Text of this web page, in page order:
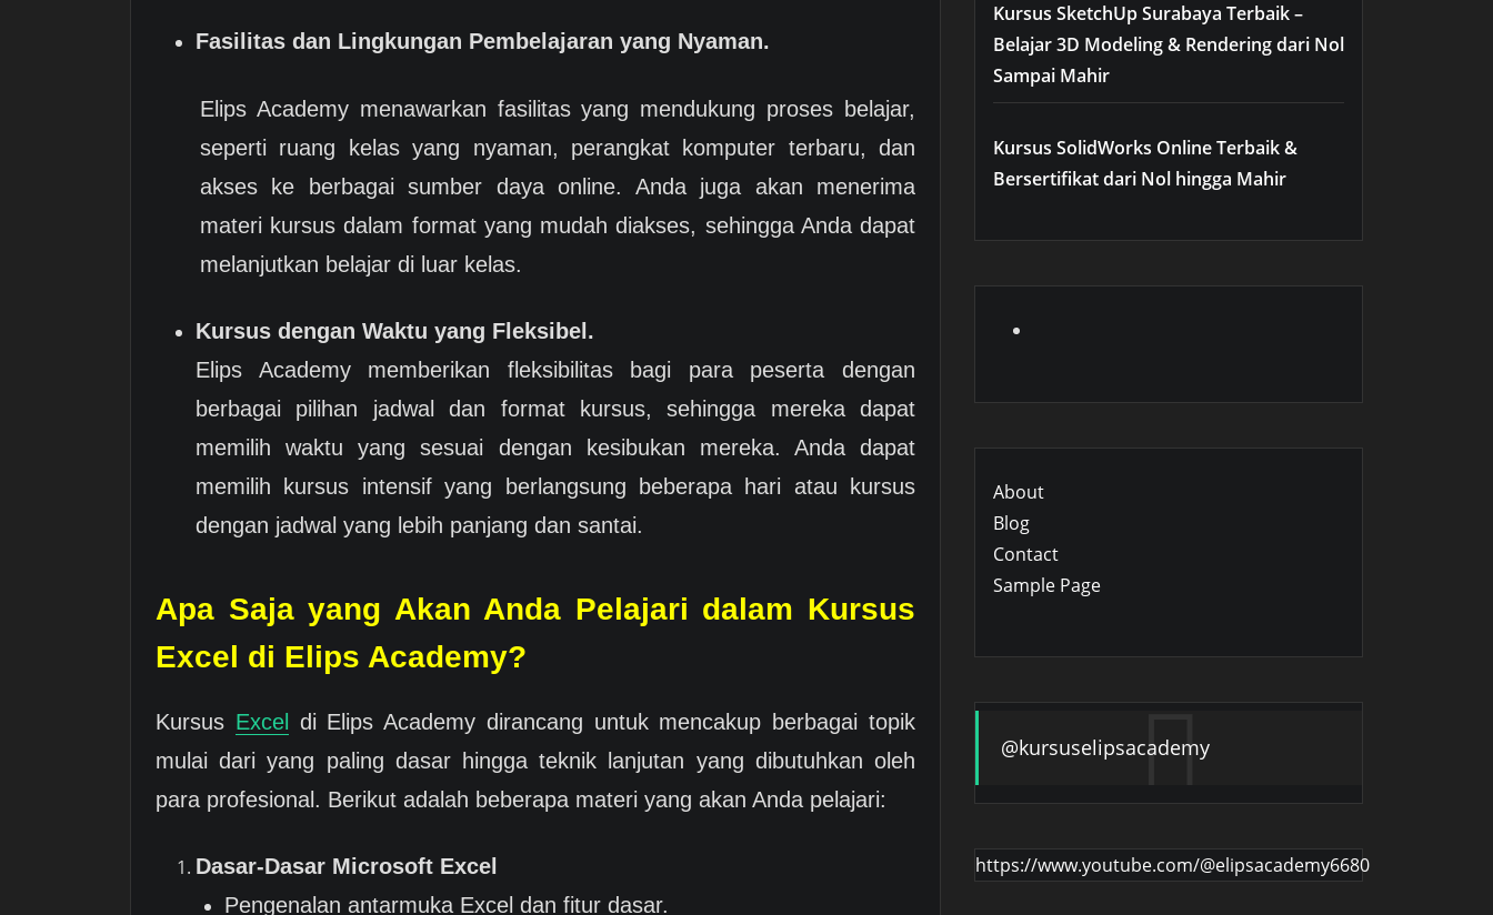
Fasilitas dan Lingkungan Pembelajaran yang Nyaman.
Elips Academy menawarkan fasilitas yang mendukung proses belajar,
seperti ruang kelas yang nyaman, perangkat komputer terbaru, dan
akses ke berbagai sumber daya online. Anda juga akan menerima
materi kursus dalam format yang mudah diakses, sehingga Anda dapat
melanjutkan belajar di luar kelas.
Kursus dengan Waktu yang Fleksibel.
Elips Academy memberikan fleksibilitas bagi para peserta dengan
berbagai pilihan jadwal dan format kursus, sehingga mereka dapat
memilih waktu yang sesuai dengan kesibukan mereka. Anda dapat
memilih kursus intensif yang berlangsung beberapa hari atau kursus
dengan jadwal yang lebih panjang dan santai.
Apa Saja yang Akan Anda Pelajari dalam Kursus
Excel di Elips Academy?
Kursus Excel di Elips Academy dirancang untuk mencakup berbagai topik
mulai dari yang paling dasar hingga teknik lanjutan yang dibutuhkan oleh
para profesional. Berikut adalah beberapa materi yang akan Anda pelajari:
Dasar-Dasar Microsoft Excel
Pengenalan antarmuka Excel dan fitur dasar.
Kursus SketchUp Surabaya Terbaik –
Belajar 3D Modeling & Rendering dari Nol
Sampai Mahir
Kursus SolidWorks Online Terbaik &
Bersertifikat dari Nol hingga Mahir
About
Blog
Contact
Sample Page
@kursuselipsacademy
https://www.youtube.com/@elipsacademy6680